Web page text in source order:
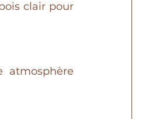
clair pour
atmosphère